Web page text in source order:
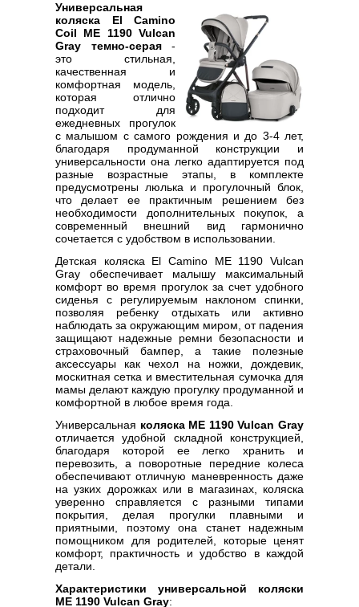
Универсальная
коляска El Camino
Coil ME 1190 Vulcan
Gray темно-серая-
это стильная,
качественная и
комфортная модель,
которая отлично
подходит для
ежедневных прогулок
с малышом с самого рождения и до 3-4 лет,
благодаря продуманной конструкции и
универсальности она легко адаптируется под
разные возрастные этапы, в комплекте
предусмотрены люлька и прогулочный блок,
что делает ее практичным решением без
необходимости дополнительных покупок, а
современный внешний вид гармонично
сочетается с удобством в использовании.
Детская коляска El Camino ME 1190 Vulcan
Gray обеспечивает малышу максимальный
комфорт во время прогулок за счет удобного
сиденья с регулируемым наклоном спинки,
позволяя ребенку отдыхать или активно
наблюдать за окружающим миром, от падения
защищают надежные ремни безопасности и
страховочный бампер, а такие полезные
аксессуары как чехол на ножки, дождевик,
москитная сетка и вместительная сумочка для
мамы делают каждую прогулку продуманной и
комфортной в любое время года.
Универсальная коляска ME 1190 Vulcan Gray
отличается удобной складной конструкцией,
благодаря которой ее легко хранить и
перевозить, а поворотные передние колеса
обеспечивают отличную маневренность даже
на узких дорожках или в магазинах, коляска
уверенно справляется с разными типами
покрытия, делая прогулки плавными и
приятными, поэтому она станет надежным
помощником для родителей, которые ценят
комфорт, практичность и удобство в каждой
детали.
Характеристики универсальной коляски
ME 1190 Vulcan Gray: